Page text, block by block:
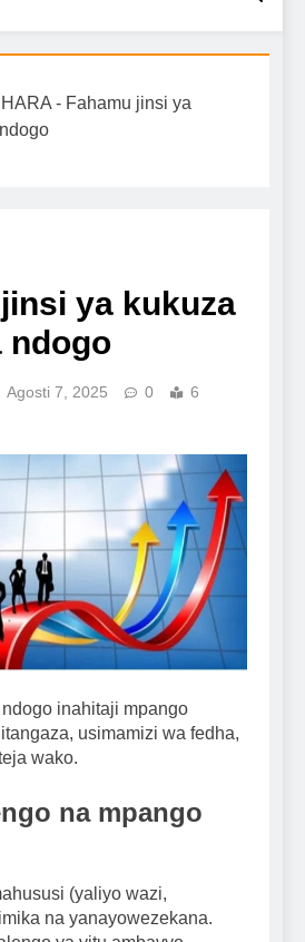
mitindo, na burudani kwa Kiswahili,
yako.
- Fahamu jinsi ya
ya kukuza
ndogo
Agosti 7, 2025 0
6
inahitaji mpango
usimamizi wa fedha,
wako.
na mpango
(yaliyo wazi,
na yanayowezekana.